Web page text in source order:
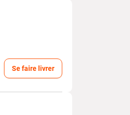
Se faire livrer